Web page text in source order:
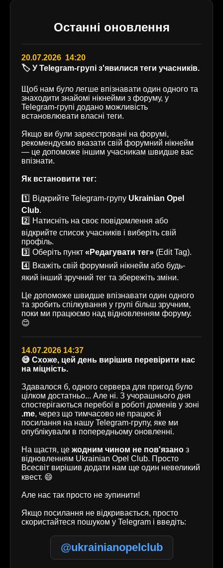
Останні оновлення
20.07.2026 14:20
🏷️ У Telegram-групі з'явилися теги учасників.
Щоб нам було легше впізнавати один одного та
знаходити знайомі нікнейми з форуму, у
Telegram-групі додано можливість
встановлювати власні теги.
Якщо ви були зареєстровані на форумі,
рекомендуємо вказати свій форумний нікнейм
— це допоможе іншим учасникам швидше вас
впізнати.
Як встановити тег:
1️⃣ Відкрийте Telegram-групу Ukrainian Opel
Club.
2️⃣ Натисніть на своє повідомлення або
відкрийте список учасників і виберіть свій
профіль.
3️⃣ Оберіть пункт «Редагувати тег» (Edit Tag).
4️⃣ Вкажіть свій форумний нікнейм або будь-
який інший зручний тег та збережіть зміни.
Це допоможе швидше впізнавати один одного
та зробить спілкування у групі більш зручним,
поки ми працюємо над відновленням форуму.
😊
14.07.2026 14:37
😅 Схоже, цей день вирішив перевірити нас
на міцність.
Здавалося б, одного сервера для пригод було
цілком достатньо... Але ні. З учорашнього дня
спостерігаються перебої в роботі доменів у зоні
.me, через що тимчасово не працює й
посилання на нашу Telegram-групу, яке ми
опублікували в попередньому оновленні.
На щастя, це жодним чином не пов'язано з
відновленням Ukrainian Opel Club. Просто
Всесвіт вирішив додати нам ще один невеликий
квест. 😄
Але нас так просто не зупинити!
Якщо посилання не відкривається, просто
скористайтеся пошуком у Telegram і введіть:
@ukrainianopelclub